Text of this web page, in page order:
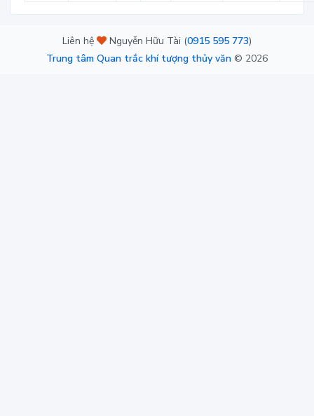
Liên hệ Nguyễn Hữu Tài (0915 595 773)
Trung tâm Quan trắc khí tượng thủy văn © 2026